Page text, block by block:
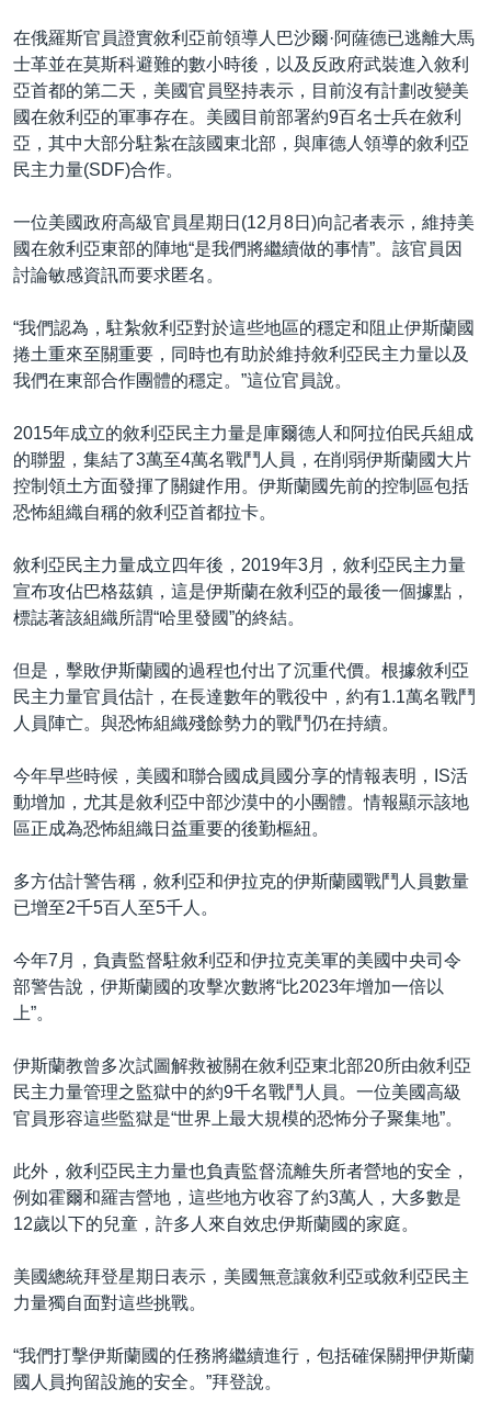
在俄羅斯官員證實敘利亞前領導人巴沙爾·阿薩德已逃離大馬
士革並在莫斯科避難的數小時後，以及反政府武裝進入敘利
亞首都的第二天，美國官員堅持表示，目前沒有計劃改變美
國在敘利亞的軍事存在。美國目前部署約9百名士兵在敘利
亞，其中大部分駐紮在該國東北部，與庫德人領導的敘利亞
民主力量(SDF)合作。
一位美國政府高級官員星期日(12月8日)向記者表示，維持美
國在敘利亞東部的陣地“是我們將繼續做的事情”。該官員因
討論敏感資訊而要求匿名。
“我們認為，駐紮敘利亞對於這些地區的穩定和阻止伊斯蘭國
捲土重來至關重要，同時也有助於維持敘利亞民主力量以及
我們在東部合作團體的穩定。”這位官員說。
2015年成立的敘利亞民主力量是庫爾德人和阿拉伯民兵組成
的聯盟，集結了3萬至4萬名戰鬥人員，在削弱伊斯蘭國大片
控制領土方面發揮了關鍵作用。伊斯蘭國先前的控制區包括
恐怖組織自稱的敘利亞首都拉卡。
敘利亞民主力量成立四年後，2019年3月，敘利亞民主力量
宣布攻佔巴格茲鎮，這是伊斯蘭在敘利亞的最後一個據點，
標誌著該組織所謂“哈里發國”的終結。
但是，擊敗伊斯蘭國的過程也付出了沉重代價。根據敘利亞
民主力量官員估計，在長達數年的戰役中，約有1.1萬名戰鬥
人員陣亡。與恐怖組織殘餘勢力的戰鬥仍在持續。
今年早些時候，美國和聯合國成員國分享的情報表明，IS活
動增加，尤其是敘利亞中部沙漠中的小團體。情報顯示該地
區正成為恐怖組織日益重要的後勤樞紐。
多方估計警告稱，敘利亞和伊拉克的伊斯蘭國戰鬥人員數量
已增至2千5百人至5千人。
今年7月，負責監督駐敘利亞和伊拉克美軍的美國中央司令
部警告說，伊斯蘭國的攻擊次數將“比2023年增加一倍以
上”。
伊斯蘭教曾多次試圖解救被關在敘利亞東北部20所由敘利亞
民主力量管理之監獄中的約9千名戰鬥人員。一位美國高級
官員形容這些監獄是“世界上最大規模的恐怖分子聚集地”。
此外，敘利亞民主力量也負責監督流離失所者營地的安全，
例如霍爾和羅吉營地，這些地方收容了約3萬人，大多數是
12歲以下的兒童，許多人來自效忠伊斯蘭國的家庭。
美國總統拜登星期日表示，美國無意讓敘利亞或敘利亞民主
力量獨自面對這些挑戰。
“我們打擊伊斯蘭國的任務將繼續進行，包括確保關押伊斯蘭
國人員拘留設施的安全。”拜登說。